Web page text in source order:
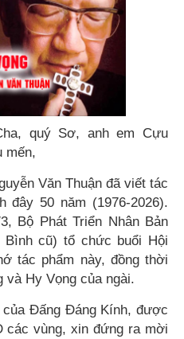
quý Sơ, anh em Cựu
mến,
Văn Thuận đã viết tác
đây 50 năm (1976-2026).
Bộ Phát Triển Nhân Bản
Bình cũ) tổ chức buổi Hội
tác phẩm này, đồng thời
và Hy Vọng của ngài.
Đấng Đáng Kính, được
các vùng, xin đứng ra mời